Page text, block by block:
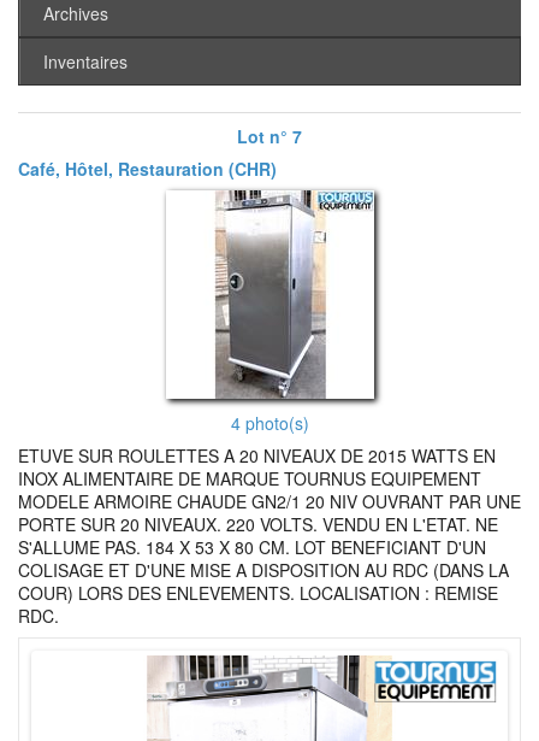
Archives
Inventaires
Lot n° 7
Café, Hôtel, Restauration (CHR)
4 photo(s)
ETUVE SUR ROULETTES A 20 NIVEAUX DE 2015 WATTS EN
INOX ALIMENTAIRE DE MARQUE TOURNUS EQUIPEMENT
MODELE ARMOIRE CHAUDE GN2/1 20 NIV OUVRANT PAR UNE
PORTE SUR 20 NIVEAUX. 220 VOLTS. VENDU EN L'ETAT. NE
S'ALLUME PAS. 184 X 53 X 80 CM. LOT BENEFICIANT D'UN
COLISAGE ET D'UNE MISE A DISPOSITION AU RDC (DANS LA
COUR) LORS DES ENLEVEMENTS. LOCALISATION : REMISE
RDC.